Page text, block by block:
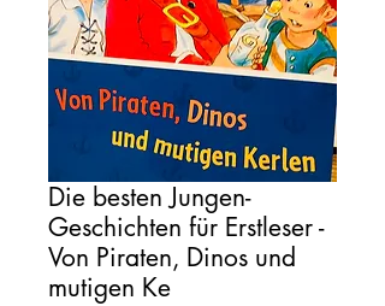
Die besten Jungen-
Geschichten für Erstleser -
Von Piraten, Dinos und
mutigen Ke